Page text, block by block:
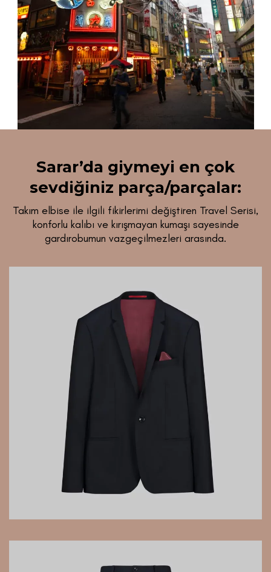
Sarar’da giymeyi en çok
sevdiğiniz parça/parçalar:
Takım elbise ile ilgili fikirlerimi değiştiren Travel Serisi,
konforlu kalıbı ve kırışmayan kumaşı sayesinde
gardırobumun vazgeçilmezleri arasında.